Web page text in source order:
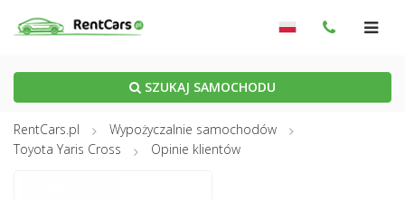
SZUKAJ SAMOCHODU
RentCars.pl
Wypożyczalnie samochodów
Toyota Yaris Cross
Opinie klientów